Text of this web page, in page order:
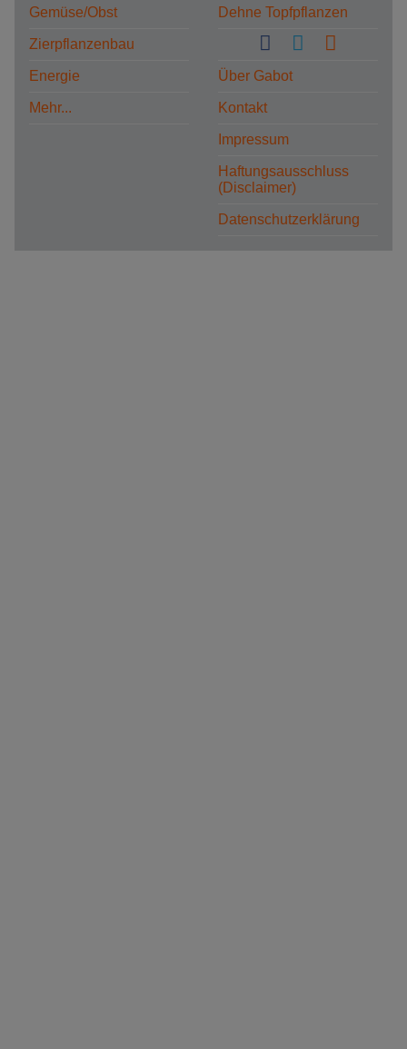
Gemüse/Obst
Zierpflanzenbau
Energie
Mehr...
Dehne Topfpflanzen
Über Gabot
Kontakt
Impressum
Haftungsausschluss
(Disclaimer)
Datenschutzerklärung